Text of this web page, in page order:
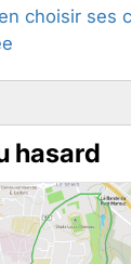
choisir ses
hasard